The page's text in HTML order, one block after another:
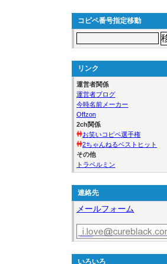
コピペ番号指定移動
リンク
運営者関係
運営者ブログ
今時名前メーカー
Offzon
2ch関係
お笑いコピペ選手権
2ちゃんねるベストヒット
その他
トラベルミン
連絡先
メールフォーム
いろいろ